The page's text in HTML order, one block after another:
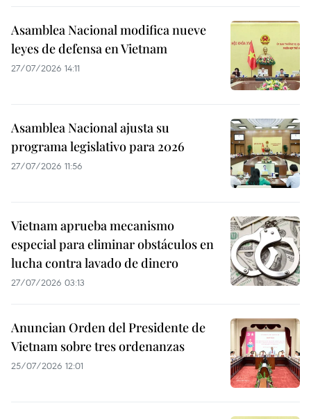
Asamblea Nacional modifica nueve
leyes de defensa en Vietnam
27/07/2026 14:11
Asamblea Nacional ajusta su
programa legislativo para 2026
27/07/2026 11:56
Vietnam aprueba mecanismo
especial para eliminar obstáculos en
lucha contra lavado de dinero
27/07/2026 03:13
Anuncian Orden del Presidente de
Vietnam sobre tres ordenanzas
25/07/2026 12:01